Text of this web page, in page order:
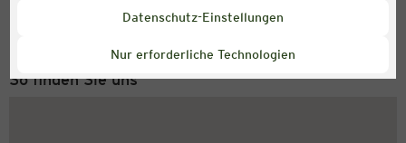
Datenschutz-Einstellungen
Nur erforderliche Technologien
+49 (0) 2546 / 98 999 98
So finden Sie uns